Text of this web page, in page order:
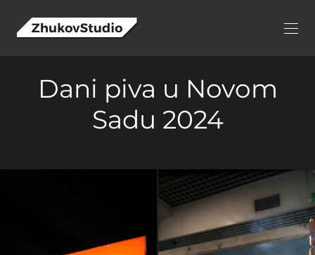
Dani piva u Novom
Sadu 2024